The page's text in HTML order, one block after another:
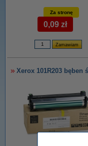
Za stronę
0,09 zł
Xerox 101R203 bęben